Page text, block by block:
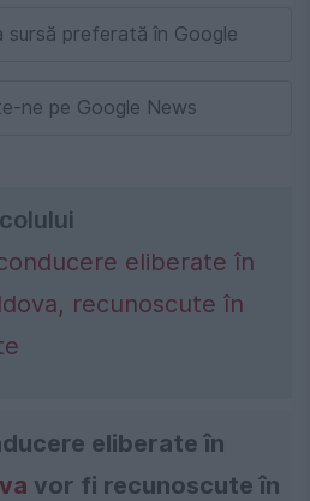
sursă preferată în Google
ne pe Google News
eliberate în
recunoscute în
eliberate în
vor fi recunoscute în